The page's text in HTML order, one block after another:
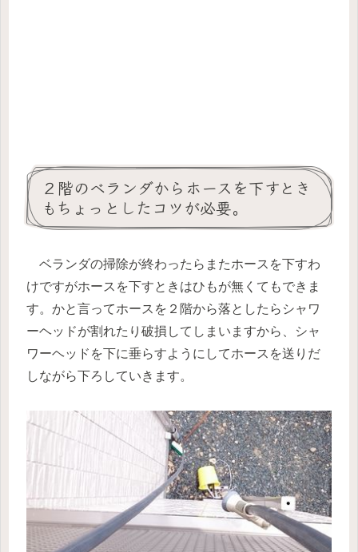
２階のベランダからホースを下すとき
もちょっとしたコツが必要。
ベランダの掃除が終わったらまたホースを下すわ
けですがホースを下すときはひもが無くてもできま
す。かと言ってホースを２階から落としたらシャワ
ーヘッドが割れたり破損してしまいますから、シャ
ワーヘッドを下に垂らすようにしてホースを送りだ
しながら下ろしていきます。